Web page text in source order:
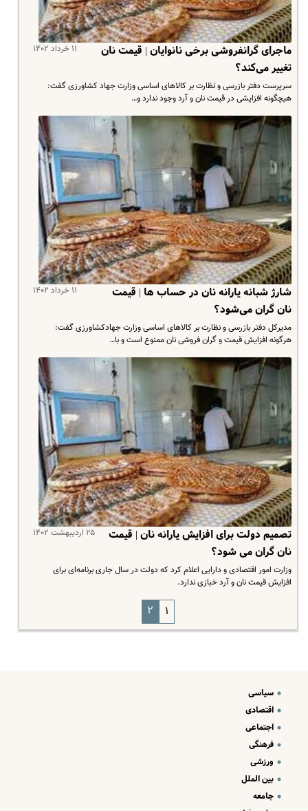
۱۱ خرداد ۱۴۰۲
ماجرای گرانفروشی برخی نانوایان | قیمت نان
تغییر می‌کند؟
سرپرست دفتر بازرسی و نظارت بر کالاهای اساسی وزارت جهاد کشاورزی گفت:‌
هیچگونه افزایشی در قیمت نان و آرد وجود ندارد و…
۱۱ خرداد ۱۴۰۲
شارژ شبانه یارانه نان در حساب ها | قیمت
نان گران می‌شود؟
مدیرکل دفتر بازرسی و نظارت بر کالاهای اساسی وزارت جهادکشاورزی گفت:
هرگونه افزایش قیمت و گران فروشی نان ممنوع است و با…
۲۵ اردیبهشت ۱۴۰۲
تصمیم دولت برای افزایش یارانه نان | قیمت
نان گران می شود؟
وزارت امور اقتصادی و دارایی اعلام کرد که دولت در سال جاری برنامه‌ای برای
افزایش قیمت نان و آرد خبازی ندارد.
۱ ۲
سیاسی
اقتصادی
اجتماعی
فرهنگی
ورزشی
بین الملل
جامعه